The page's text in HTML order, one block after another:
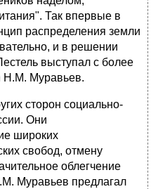
Так впервые в
распределения земли
и в решении
выступал с более
Н.М. Муравьев.
сторон социально-
Они
широких
свобод, отмену
об­легчение
Муравьев предлагал